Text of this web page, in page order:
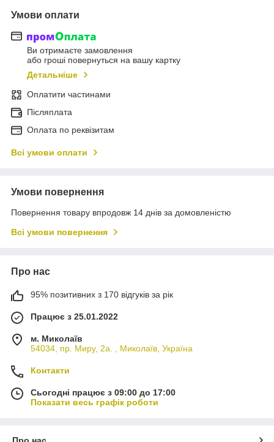
Умови оплати
Ви отримаєте замовлення
або гроші повернуться на вашу картку
Детальніше
Оплатити частинами
Післяплата
Оплата по реквізитам
Всі умови оплати
Умови повернення
Повернення товару впродовж 14 днів за домовленістю
Всі умови повернення
Про нас
95% позитивних з 170 відгуків за рік
Працює з 25.01.2022
м. Миколаїв
54034, пр. Миру, 2а. , Миколаїв, Україна
Контакти
Сьогодні працює з 09:00 до 17:00
Показати весь графік роботи